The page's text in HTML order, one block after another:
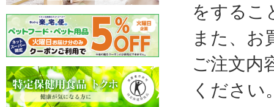
をするこ
また、お
ご注文内
ください